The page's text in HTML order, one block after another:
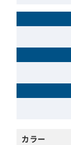
カラー